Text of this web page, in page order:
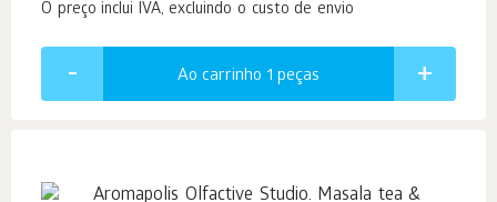
O preço inclui IVA, excluindo o custo de envio
Ao carrinho 1 peças